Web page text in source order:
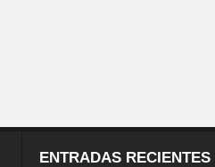
ENTRADAS RECIENTES